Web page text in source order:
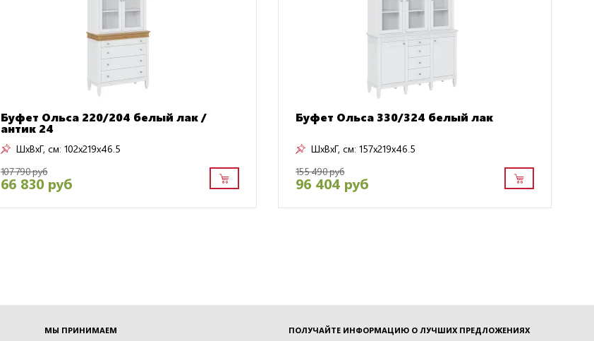
Буфет Ольса 220/204 белый лак /
антик 24
ШxВxГ, см: 102x219x46.5
107 790 руб
66 830 руб
Буфет Ольса 330/324 белый лак
ШxВxГ, см: 157x219x46.5
155 490 руб
96 404 руб
ПОЛУЧАЙТЕ ИНФОРМАЦИЮ О ЛУЧШИХ ПРЕДЛОЖЕНИЯХ
МЫ ПРИНИМАЕМ